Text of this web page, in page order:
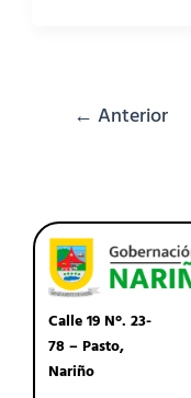
← Anterior
Calle 19 N°. 23-
78 – Pasto,
Nariño